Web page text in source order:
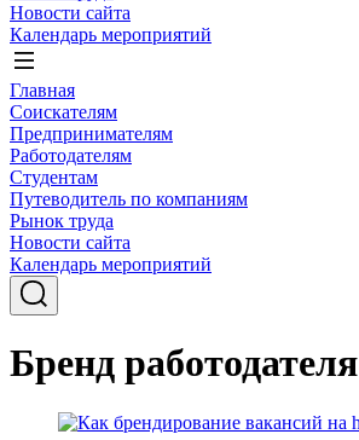
Новости сайта
Календарь мероприятий
Главная
Соискателям
Предпринимателям
Работодателям
Студентам
Путеводитель по компаниям
Рынок труда
Новости сайта
Календарь мероприятий
Бренд работодателя